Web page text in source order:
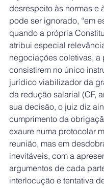
desrespeito às normas e
pode ser ignorado, “em
quando a própria
atribui especial
negociações coletivas, a
consistirem no único
jurídico viabilizador da
da redução salarial (CF,
sua decisão, o juiz diz
cumprimento da
exaure numa protocolar
reunião, mas em
inevitáveis, com a
argumentos de cada
interlocução e tentativa